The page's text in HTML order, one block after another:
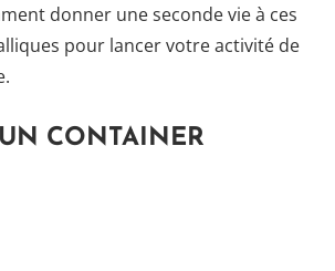
donner une seconde vie à ces
pour lancer votre activité de
CONTAINER